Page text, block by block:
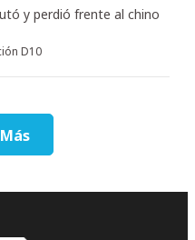
y perdió frente al chino
D10